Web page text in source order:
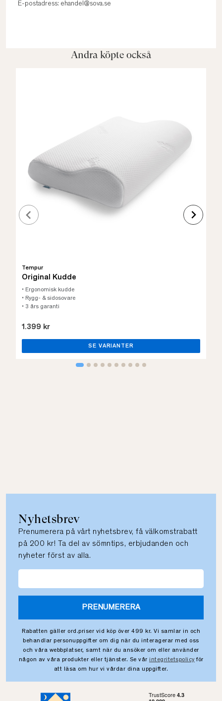
E-postadress: ehandel@sova.se
Andra köpte också
Tempur
Original Kudde
• Ergonomisk kudde
• Rygg- & sidosovare
• 3 års garanti
1.399 kr
SE VARIANTER
Nyhetsbrev
Prenumerera på vårt nyhetsbrev, få välkomstrabatt
på 200 kr! Ta del av sömntips, erbjudanden och
nyheter först av alla.
PRENUMERERA
Rabatten gäller ord.priser vid köp över 499 kr. Vi samlar in och
behandlar personuppgifter om dig när du interagerar med oss
och våra webbplatser, samt när du ansöker om eller använder
någon av våra produkter eller tjänster. Se vår integritetspolicy för
att läsa om hur vi vårdar dina uppgifter.